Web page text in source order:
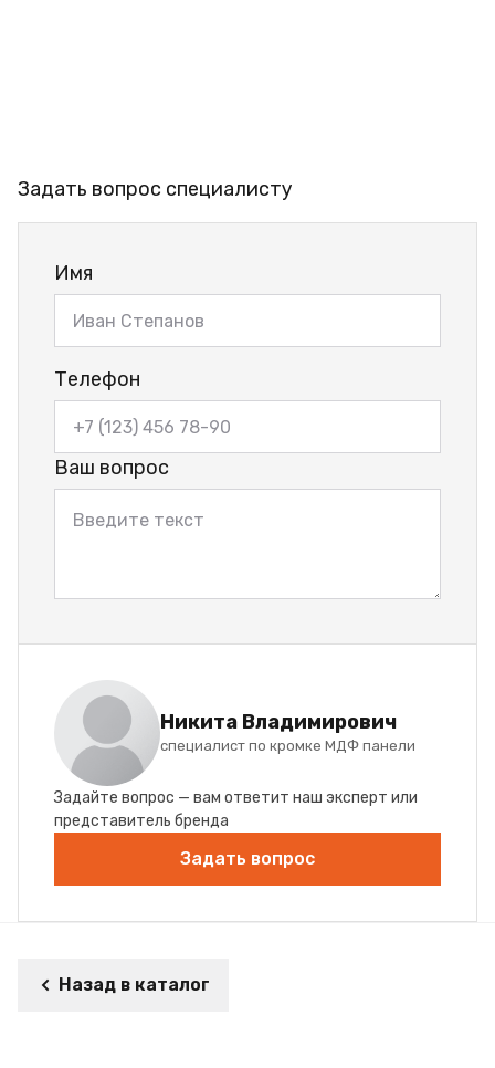
Задать вопрос специалисту
Имя
Телефон
Ваш вопрос
Никита Владимирович
специалист по кромке МДФ панели
Задайте вопрос — вам ответит наш эксперт или
представитель бренда
Задать вопрос
Назад в каталог